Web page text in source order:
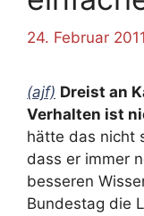
24. Februar 2011
(ajf) Dreist an
Verhalten ist
hätte das nicht
dass er immer
besseren
Bundestag die